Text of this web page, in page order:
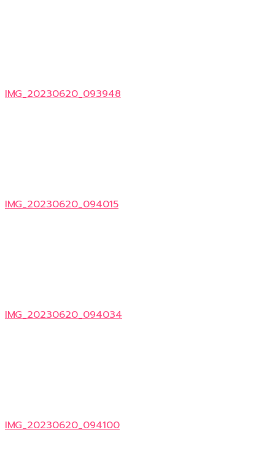
IMG_20230620_093948
IMG_20230620_094015
IMG_20230620_094034
IMG_20230620_094100